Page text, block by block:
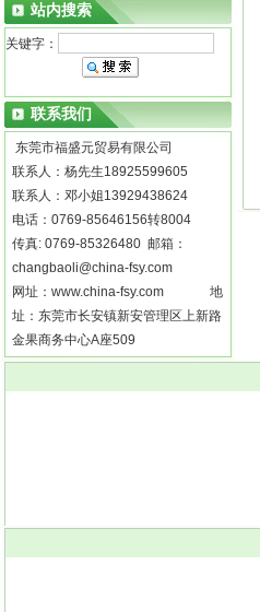
站内搜索
关键字：
联系我们
东莞市福盛元贸易有限公司
联系人：杨先生18925599605
联系人：邓小姐13929438624
电话：0769-85646156转8004
传真: 0769-85326480 邮箱：
changbaoli@china-fsy.com
网址： www.china-fsy.com 地
址：东莞市长安镇新安管理区上新路
金果商务中心A座509